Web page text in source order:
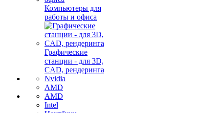
Компьютеры для
работы и офиса
Графические
станции - для 3D,
CAD, рендеринга
Nvidia
AMD
AMD
Intel